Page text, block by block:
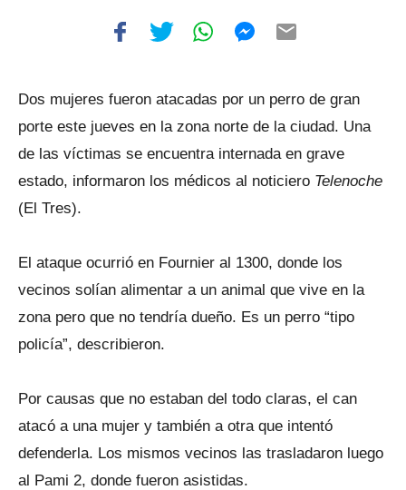
Dos mujeres fueron atacadas por un perro de gran
porte este jueves en la zona norte de la ciudad. Una
de las víctimas se encuentra internada en grave
estado, informaron los médicos al noticiero Telenoche
(El Tres).
El ataque ocurrió en Fournier al 1300, donde los
vecinos solían alimentar a un animal que vive en la
zona pero que no tendría dueño. Es un perro “tipo
policía”, describieron.
Por causas que no estaban del todo claras, el can
atacó a una mujer y también a otra que intentó
defenderla. Los mismos vecinos las trasladaron luego
al Pami 2, donde fueron asistidas.